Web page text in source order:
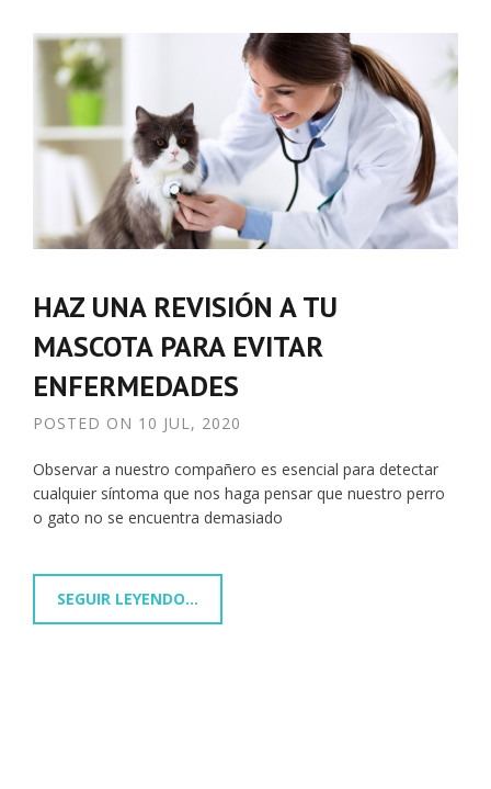
HAZ UNA REVISIÓN A TU
MASCOTA PARA EVITAR
ENFERMEDADES
POSTED ON 10 JUL, 2020
Observar a nuestro compañero es esencial para detectar
cualquier síntoma que nos haga pensar que nuestro perro
o gato no se encuentra demasiado
SEGUIR LEYENDO...